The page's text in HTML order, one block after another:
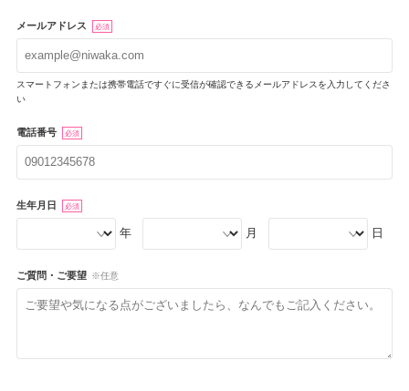
メールアドレス 必須
スマートフォンまたは携帯電話ですぐに受信が確認できるメールアドレスを入力してくださ
い
電話番号 必須
生年月日 必須
年 月 日
ご質問・ご要望 ※任意